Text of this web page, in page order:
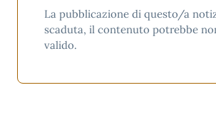
La pubblicazione di questo/a
scaduta, il contenuto potrebbe
valido.